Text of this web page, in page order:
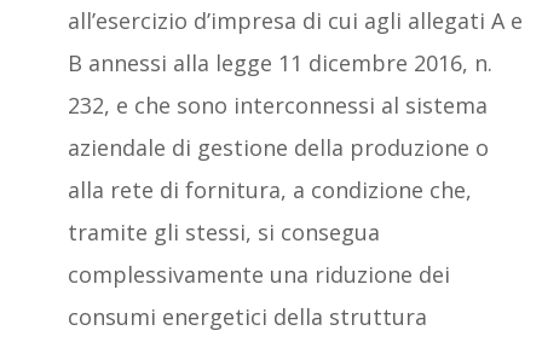
all’esercizio d’impresa di cui agli allegati A e
B annessi alla legge 11 dicembre 2016, n.
232, e che sono interconnessi al sistema
aziendale di gestione della produzione o
alla rete di fornitura, a condizione che,
tramite gli stessi, si consegua
complessivamente una riduzione dei
consumi energetici della struttura